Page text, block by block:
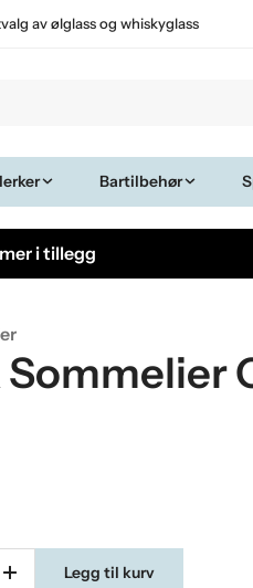
av ølglass og whiskyglass
Bartilbehør
i tillegg
Legg til kurv